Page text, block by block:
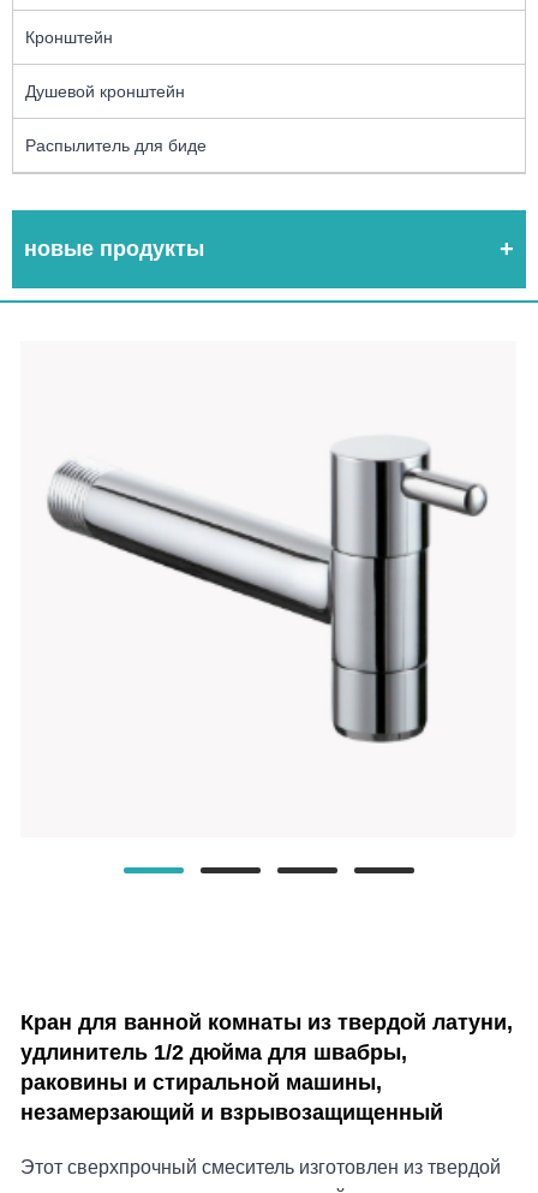
Кронштейн
Душевой кронштейн
Распылитель для биде
новые продукты
Кран для ванной комнаты из твердой латуни,
удлинитель 1/2 дюйма для швабры,
раковины и стиральной машины,
незамерзающий и взрывозащищенный
Этот сверхпрочный смеситель изготовлен из твердой